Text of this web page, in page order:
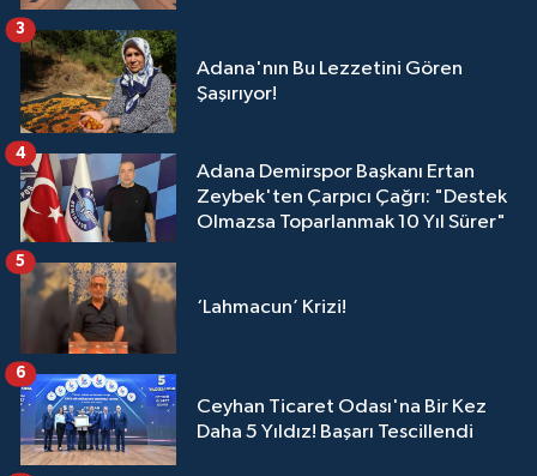
Adana'nın Bu Lezzetini Gören
Şaşırıyor!
3
Adana Demirspor Başkanı Ertan
Zeybek'ten Çarpıcı Çağrı: "Destek
Olmazsa Toparlanmak 10 Yıl Sürer"
4
‘Lahmacun’ Krizi!
5
Ceyhan Ticaret Odası'na Bir Kez
Daha 5 Yıldız! Başarı Tescillendi
6